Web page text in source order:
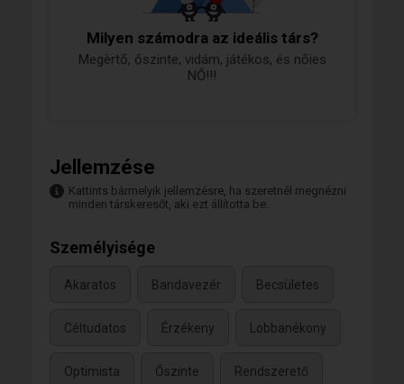
Milyen számodra az ideális társ?
Megèrtő, őszinte, vidám, játékos, és nőies
NŐ!!!
Jellemzése
Kattints bármelyik jellemzésre, ha szeretnél megnézni
minden társkeresőt, aki ezt állította be.
Személyisége
Akaratos Bandavezér Becsületes
Céltudatos Érzékeny Lobbanékony
Optimista Őszinte Rendszerető